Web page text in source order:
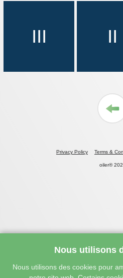
III II
Privacy Policy Terms &
oiler®
Nous utilisons
Nous utilisons des cookies pour